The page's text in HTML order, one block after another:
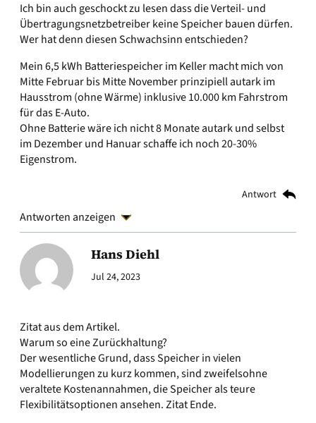
Ich bin auch geschockt zu lesen dass die Verteil- und
Übertragungsnetzbetreiber keine Speicher bauen dürfen.
Wer hat denn diesen Schwachsinn entschieden?
Mein 6,5 kWh Batteriespeicher im Keller macht mich von
Mitte Februar bis Mitte November prinzipiell autark im
Hausstrom (ohne Wärme) inklusive 10.000 km Fahrstrom
für das E-Auto.
Ohne Batterie wäre ich nicht 8 Monate autark und selbst
im Dezember und Hanuar schaffe ich noch 20-30%
Eigenstrom.
Antwort
Antworten anzeigen
Hans Diehl
Jul 24, 2023
Zitat aus dem Artikel.
Warum so eine Zurückhaltung?
Der wesentliche Grund, dass Speicher in vielen
Modellierungen zu kurz kommen, sind zweifelsohne
veraltete Kostenannahmen, die Speicher als teure
Flexibilitätsoptionen ansehen. Zitat Ende.